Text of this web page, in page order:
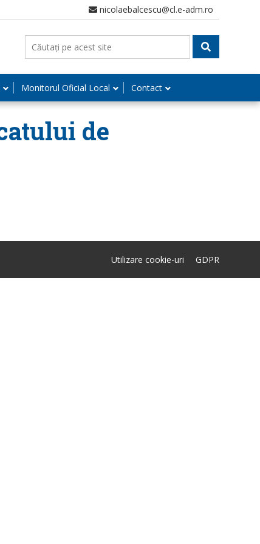
nicolaebalcescu@cl.e-adm.ro
Monitorul Oficial Local Contact
de
Utilizare cookie-uri GDPR